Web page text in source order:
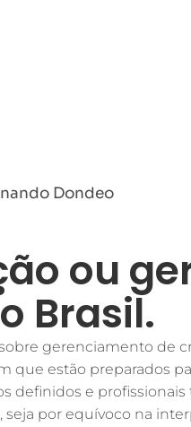
Dondeo
ou
Brasil.
gerenciamento de
que estão preparados
definidos e
seja por equívoco na